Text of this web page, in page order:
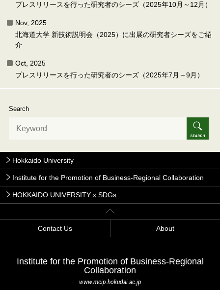
プレスリリースを行った研究者のシーズ（2025年10月～12月）
Nov, 2025
北海道大学 新技術説明会（2025）に出展の研究者シーズをご紹
介
Oct, 2025
プレスリリースを行った研究者のシーズ（2025年7月～9月）
Search
Hokkaido University
Institute for the Promotion of Business-Regional Collaboration
HOKKAIDO UNIVERSITY x SDGs
Contact Us About
Institute for the Promotion of Business-Regional
Collaboration
www.mcip.hokudai.ac.jp